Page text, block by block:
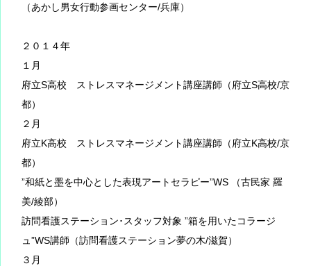
（あかし男女行動参画センター/兵庫）
２０１４年
１月
府立S高校 ストレスマネージメント講座講師（府立S高校/京
都）
２月
府立K高校 ストレスマネージメント講座講師（府立K高校/京
都）
”和紙と墨を中心とした表現アートセラピー”WS （古民家 羅
美/綾部）
訪問看護ステーション･スタッフ対象 ”箱を用いたコラージ
ュ”WS講師（訪問看護ステーション夢の木/滋賀）
３月